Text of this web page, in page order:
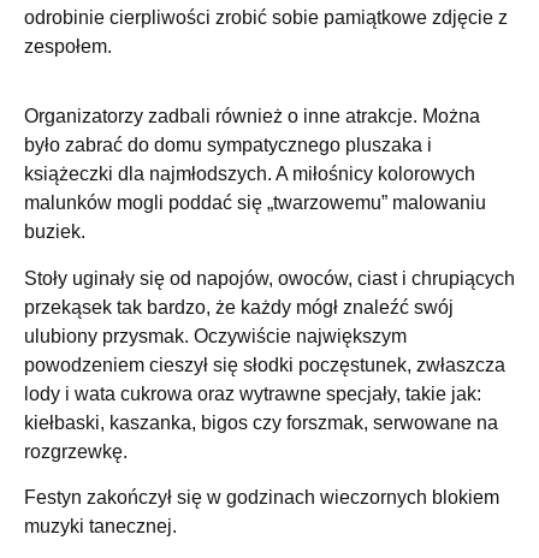
odrobinie cierpliwości zrobić sobie pamiątkowe zdjęcie z
zespołem.
Organizatorzy zadbali również o inne atrakcje. Można
było zabrać do domu sympatycznego pluszaka i
książeczki dla najmłodszych. A miłośnicy kolorowych
malunków mogli poddać się „twarzowemu” malowaniu
buziek.
Stoły uginały się od napojów, owoców, ciast i chrupiących
przekąsek tak bardzo, że każdy mógł znaleźć swój
ulubiony przysmak. Oczywiście największym
powodzeniem cieszył się słodki poczęstunek, zwłaszcza
lody i wata cukrowa oraz wytrawne specjały, takie jak:
kiełbaski, kaszanka, bigos czy forszmak, serwowane na
rozgrzewkę.
Festyn zakończył się w godzinach wieczornych blokiem
muzyki tanecznej.